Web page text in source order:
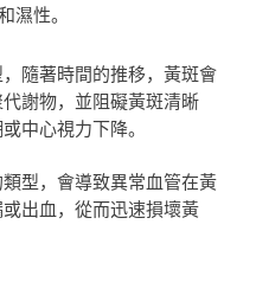
濕性。
隨著時間的推移，黃斑會
謝物，並阻礙黃斑清晰
中心視力下降。
型，會導致異常血管在黃
出血，從而迅速損壞黃